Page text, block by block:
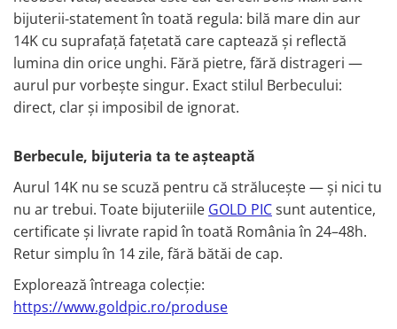
bijuterii-statement în toată regula: bilă mare din aur
14K cu suprafață fațetată care captează și reflectă
lumina din orice unghi. Fără pietre, fără distrageri —
aurul pur vorbește singur. Exact stilul Berbecului:
direct, clar și imposibil de ignorat.
Berbecule, bijuteria ta te așteaptă
Aurul 14K nu se scuză pentru că strălucește — și nici tu
nu ar trebui. Toate bijuteriile GOLD PICsunt autentice,
certificate și livrate rapid în toată România în 24–48h.
Retur simplu în 14 zile, fără bătăi de cap.
Explorează întreaga colecție:
https://www.goldpic.ro/produse